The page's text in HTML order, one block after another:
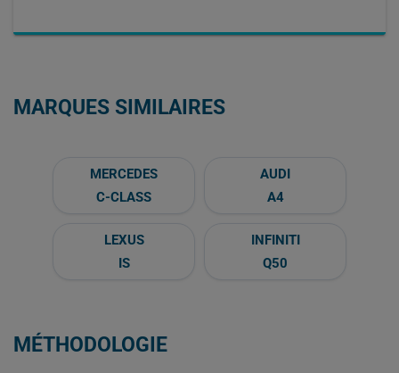
MARQUES SIMILAIRES
MERCEDES
C-CLASS
AUDI
A4
LEXUS
IS
INFINITI
Q50
MÉTHODOLOGIE